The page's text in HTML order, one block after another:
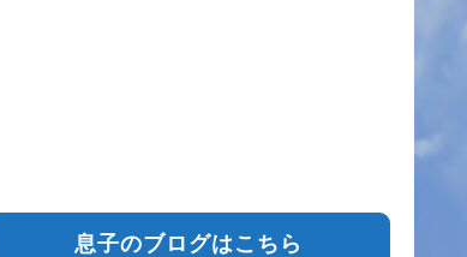
息子のブログはこちら